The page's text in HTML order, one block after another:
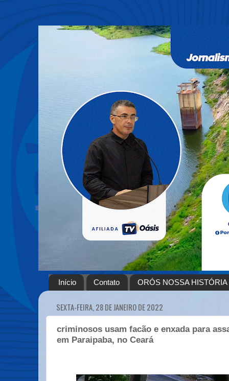
Início Contato ORÓS NOSSA HISTÓRIA
SEXTA-FEIRA, 28 DE JANEIRO DE 2022
criminosos usam facão e enxada para
em Paraipaba, no Ceará